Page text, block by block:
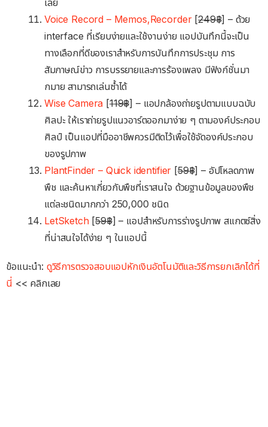
เลย
Voice Record – Memos,Recorde‪r‬ [249฿] – ด้วย
interface ที่เรียบง่ายและใช้งานง่าย แอปบันทึกนี้จะเป็น
ทางเลือกที่ดีของเราสำหรับการบันทึกการประชุม การ
สัมภาษณ์ข่าว การบรรยายและการร้องเพลง มีฟังก์ชั่นมา
กมาย สามารถเล่นซ้ำได้
Wise Camera [119฿] – แอปกล้องถ่ายรูปตามแบบฉบับ
ศิลปะ ให้เราถ่ายรูปแนวอาร์ตออกมาง่าย ๆ ตามองค์ประกอบ
ศิลป์ เป็นแอปที่มืออาชีพควรมีติดไว้เพื่อใช้จัดองค์ประกอบ
ของรูปภาพ
PlantFinder – Quick identifie‪r‬ [59฿] – อัปโหลดภาพ
พืช และค้นหาเกี่ยวกับพืชที่เราสนใจ ด้วยฐานข้อมูลของพืช
แต่ละชนิดมากกว่า 250,000 ชนิด
LetSketc‪h[59฿] – แอปสำหรับการร่างรูปภาพ สแกตซ์สิ่ง
ที่น่าสนใจได้ง่าย ๆ ในแอปนี้
ข้อแนะนำ: ดูวิธีการตรวจสอบแอปหักเงินอัตโนมัติและวิธีการยกเลิกได้ที่
นี่ << คลิกเลย